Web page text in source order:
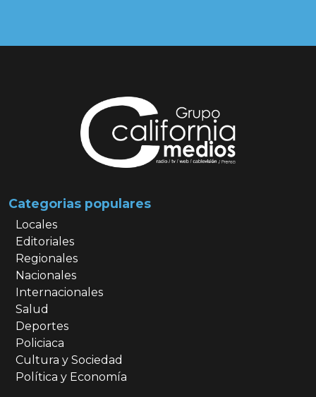
Categorias populares
Locales
Editoriales
Regionales
Nacionales
Internacionales
Salud
Deportes
Policiaca
Cultura y Sociedad
Política y Economía